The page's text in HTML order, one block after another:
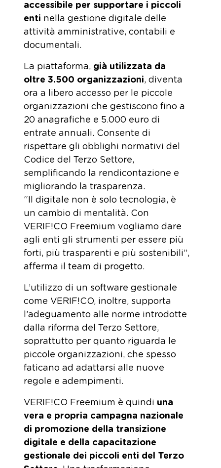
accessibile per supportare i piccoli
enti nella gestione digitale delle
attività amministrative, contabili e
documentali.
La piattaforma, già utilizzata da
oltre 3.500 organizzazioni, diventa
ora a libero accesso per le piccole
organizzazioni che gestiscono fino a
20 anagrafiche e 5.000 euro di
entrate annuali. Consente di
rispettare gli obblighi normativi del
Codice del Terzo Settore,
semplificando la rendicontazione e
migliorando la trasparenza.
“Il digitale non è solo tecnologia, è
un cambio di mentalità. Con
VERIF!CO Freemium vogliamo dare
agli enti gli strumenti per essere più
forti, più trasparenti e più sostenibili”,
afferma il team di progetto.
L’utilizzo di un software gestionale
come VERIF!CO, inoltre, supporta
l’adeguamento alle norme introdotte
dalla riforma del Terzo Settore,
soprattutto per quanto riguarda le
piccole organizzazioni, che spesso
faticano ad adattarsi alle nuove
regole e adempimenti.
VERIF!CO Freemium è quindi una
vera e propria campagna nazionale
di promozione della transizione
digitale e della capacitazione
gestionale dei piccoli enti del Terzo